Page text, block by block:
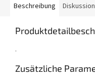
Beschreibung Diskussion
.
Zusätzliche